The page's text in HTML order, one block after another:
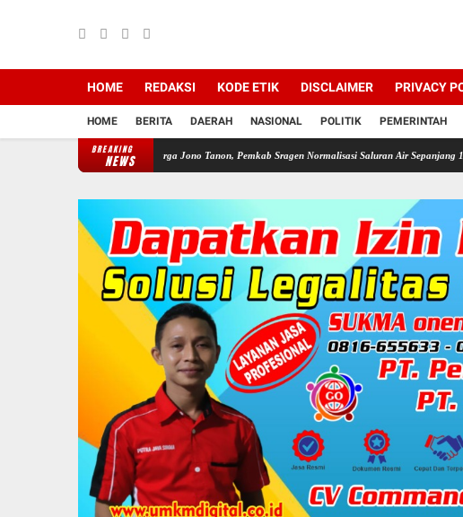
HOME REDAKSI KODE ETIK DISCLAIMER PRIVACY
HOME BERITA DAERAH NASIONAL POLITIK PEMERINTAH
BREAKING
NEWS Profesor Minta Presiden RI Perintahkan Semua Aparatur Negara Di